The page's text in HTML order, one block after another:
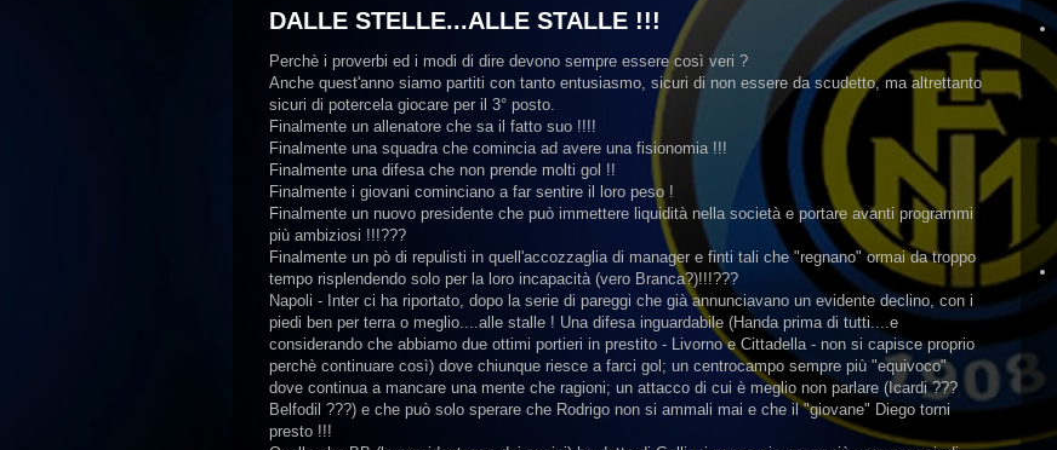
DALLE STELLE...ALLE STALLE !!!
Perchè i proverbi ed i modi di dire devono sempre essere così veri ?
Anche quest'anno siamo partiti con tanto entusiasmo, sicuri di non essere da scudetto, ma altrettanto
sicuri di potercela giocare per il 3° posto.
Finalmente un allenatore che sa il fatto suo !!!!
Finalmente una squadra che comincia ad avere una fisionomia !!!
Finalmente una difesa che non prende molti gol !!
Finalmente i giovani cominciano a far sentire il loro peso !
Finalmente un nuovo presidente che può immettere liquidità nella società e portare avanti programmi
più ambiziosi !!!???
Finalmente un pò di repulisti in quell'accozzaglia di manager e finti tali che "regnano" ormai da troppo
tempo risplendendo solo per la loro incapacità (vero Branca?)!!!???
Napoli - Inter ci ha riportato, dopo la serie di pareggi che già annunciavano un evidente declino, con i
piedi ben per terra o meglio....alle stalle ! Una difesa inguardabile (Handa prima di tutti....e
considerando che abbiamo due ottimi portieri in prestito - Livorno e Cittadella - non si capisce proprio
perchè continuare così) dove chiunque riesce a farci gol; un centrocampo sempre più "equivoco"
dove continua a mancare una mente che ragioni; un attacco di cui è meglio non parlare (Icardi ???
Belfodil ???) e che può solo sperare che Rodrigo non si ammali mai e che il "giovane" Diego torni
presto !!!